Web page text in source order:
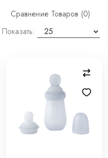
Сравнение Товаров (0)
Показать: